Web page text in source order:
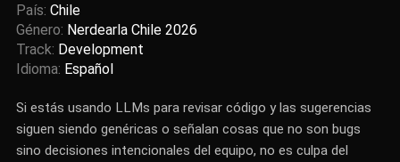
País: Chile
Género: Nerdearla Chile 2026
Track: Development
Idioma: Español
Si estás usando LLMs para revisar código y las sugerencias
siguen siendo genéricas o señalan cosas que no son bugs
sino decisiones intencionales del equipo, no es culpa del